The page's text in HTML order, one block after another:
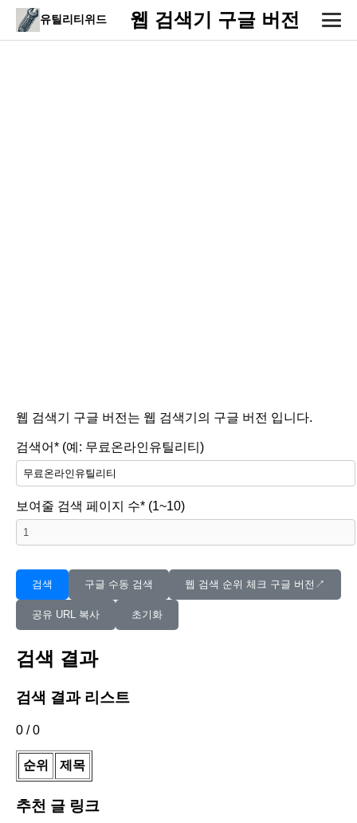
유틸리티위드 웹 검색기 구글 버전
웹 검색기 구글 버전는 웹 검색기의 구글 버전 입니다.
검색어* (예: 무료온라인유틸리티)
보여줄 검색 페이지 수* (1~10)
검색 구글 수동 검색 웹 검색 순위 체크 구글 버전↗︎
공유 URL 복사 초기화
검색 결과
검색 결과 리스트
0 /0
순위 제목
추천 글 링크